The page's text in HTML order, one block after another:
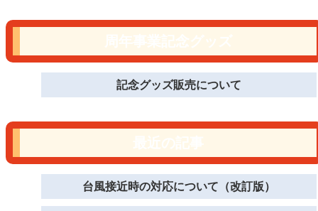
記念グッズ販売について
台風接近時の対応について（改訂版）